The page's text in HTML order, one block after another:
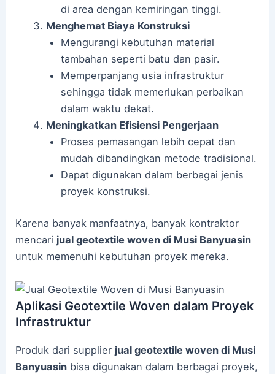
di area dengan kemiringan tinggi.
Menghemat Biaya Konstruksi
Mengurangi kebutuhan material
tambahan seperti batu dan pasir.
Memperpanjang usia infrastruktur
sehingga tidak memerlukan perbaikan
dalam waktu dekat.
Meningkatkan Efisiensi Pengerjaan
Proses pemasangan lebih cepat dan
mudah dibandingkan metode tradisional.
Dapat digunakan dalam berbagai jenis
proyek konstruksi.
Karena banyak manfaatnya, banyak kontraktor
mencari jual geotextile woven di Musi Banyuasin
untuk memenuhi kebutuhan proyek mereka.
Aplikasi Geotextile Woven dalam Proyek
Infrastruktur
Produk dari supplier jual geotextile woven di Musi
Banyuasin bisa digunakan dalam berbagai proyek,